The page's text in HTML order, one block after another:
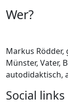
Wer?
Markus Rödder,
Münster, Vater,
autodidaktisch,
Social links